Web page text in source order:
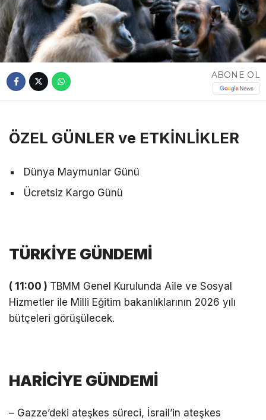
ABONE OL
ÖZEL GÜNLER ve ETKİNLİKLER
Dünya Maymunlar Günü
Ücretsiz Kargo Günü
TÜRKİYE GÜNDEMİ
( 11:00 ) TBMM Genel Kurulunda Aile ve Sosyal
Hizmetler ile Milli Eğitim bakanlıklarının 2026 yılı
bütçeleri görüşülecek.
HARİCİYE GÜNDEMİ
– Gazze’deki ateşkes süreci, İsrail’in ateşkes